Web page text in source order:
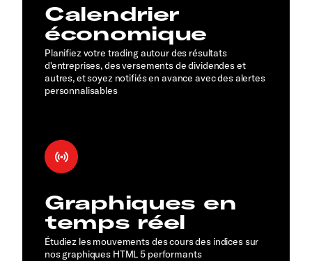
Calendrier
économique
Planifiez votre trading autour des résultats
d'entreprises, des versements de dividendes et
autres, et soyez notifiés en avance avec des alertes
personnalisables
Graphiques en
temps réel
Étudiez les mouvements des cours des indices sur
nos graphiques HTML 5 performants